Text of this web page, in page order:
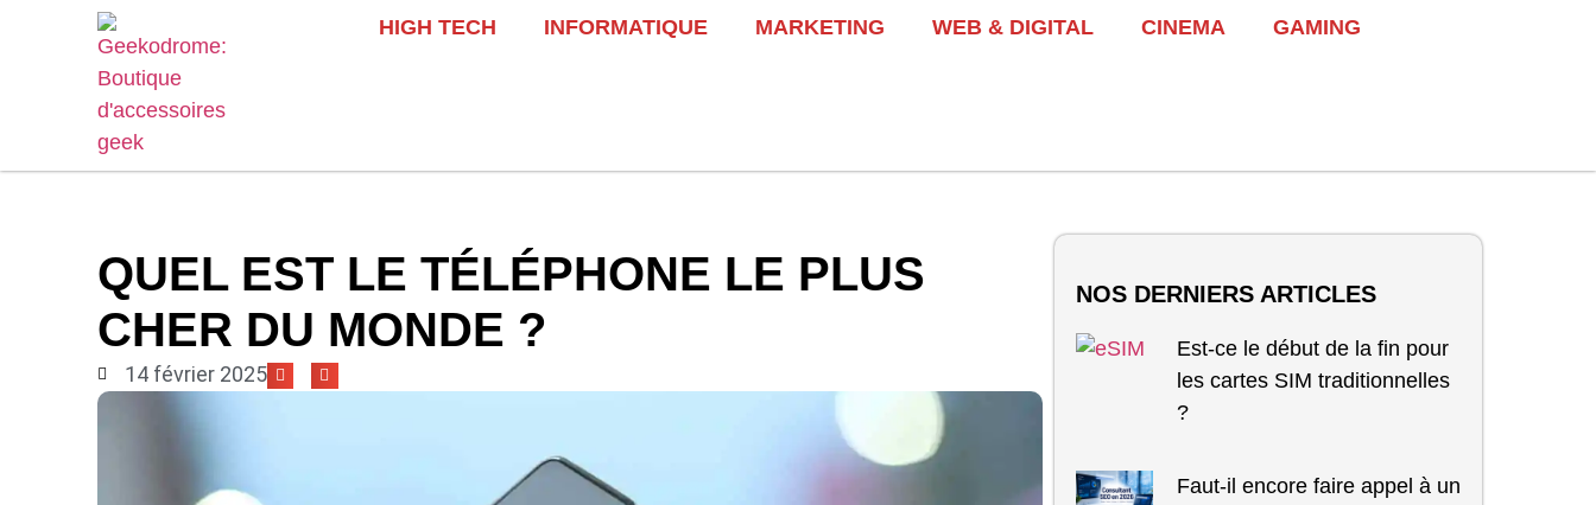
HIGH TECH INFORMATIQUE MARKETING WEB & DIGITAL CINEMA GAMING
QUEL EST LE TÉLÉPHONE LE PLUS
CHER DU MONDE ?
14 février 2025
NOS DERNIERS ARTICLES
Est-ce le début de la fin pour
les cartes SIM traditionnelles
?
Faut-il encore faire appel à un